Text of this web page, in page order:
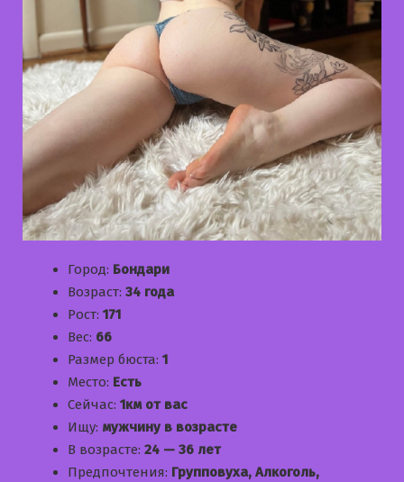
Город: Бондари
Возраст: 34 года
Рост: 171
Вес: 66
Размер бюста: 1
Место: Есть
Сейчас: 1км от вас
Ищу: мужчину в возрасте
В возрасте: 24 — 36 лет
Предпочтения: Групповуха, Алкоголь,